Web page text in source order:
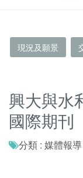
現況及願景
興大與水
國際期刊
分類 : 媒體報導